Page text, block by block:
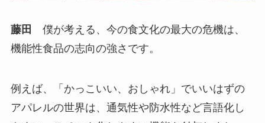
藤田
僕が考える、今の食文化の最大の危機は、
機能性食品の志向の強さです。
例えば、「かっこいい、おしゃれ」でいいはずの
アパレルの世界は、通気性や防水性など言語化し